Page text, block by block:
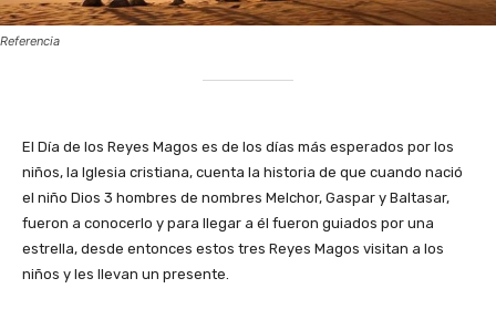
Referencia
‎El Día de los Reyes Magos es de los días más esperados por los
niños, la Iglesia cristiana, cuenta la historia de que cuando nació
el niño Dios 3 hombres de nombres Melchor, Gaspar y Baltasar,
fueron a conocerlo y para llegar a él fueron guiados por una
estrella, desde entonces estos tres Reyes Magos visitan a los
niños y les llevan un presente.